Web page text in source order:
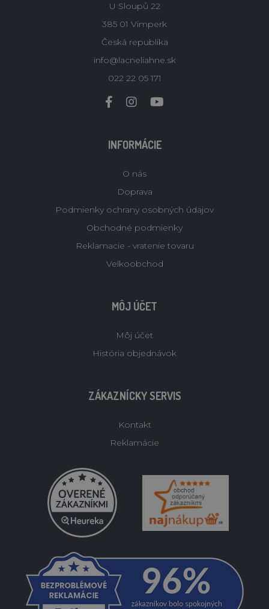
U Sloupů 22
385 01 Vimperk
Česká republika
info@lacneliahne.sk
022 22 05 171
INFORMÁCIE
O nás
Doprava
Podmienky ochrany osobných údajov
Obchodné podmienky
Reklamacie - vratenie tovaru
Velkoobchod
MÔJ ÚČET
Môj účet
História objednávok
ZÁKAZNÍCKY SERVIS
Kontakt
Reklamácie